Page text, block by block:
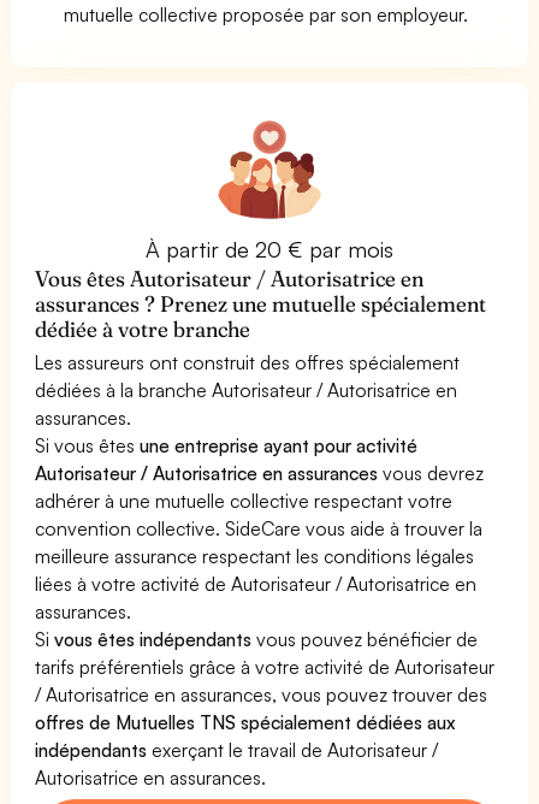
mutuelle collective proposée par son employeur.
À partir de 20 € par mois
Vous êtes Autorisateur / Autorisatrice en
assurances ? Prenez une mutuelle spécialement
dédiée à votre branche
Les assureurs ont construit des offres spécialement
dédiées à la branche Autorisateur / Autorisatrice en
assurances.
Si vous êtesune entreprise ayant pour activité
Autorisateur / Autorisatrice en assurances vous devrez
adhérer à une mutuelle collective respectant votre
convention collective. SideCare vous aide à trouver la
meilleure assurance respectant les conditions légales
liées à votre activité de Autorisateur / Autorisatrice en
assurances.
Sivous êtes indépendants vous pouvez bénéficier de
tarifs préférentiels grâce à votre activité de Autorisateur
/ Autorisatrice en assurances, vous pouvez trouver des
offres de Mutuelles TNS spécialement dédiées aux
indépendants exerçant le travail de Autorisateur /
Autorisatrice en assurances.